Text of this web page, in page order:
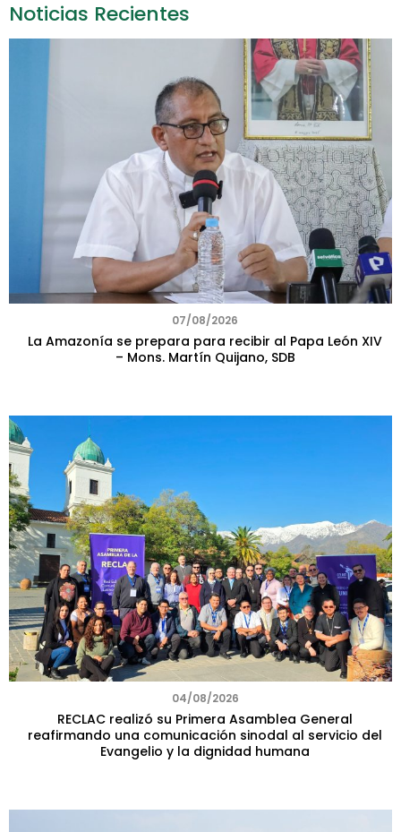
Noticias Recientes
07/08/2026
La Amazonía se prepara para recibir al Papa León XIV
– Mons. Martín Quijano, SDB
04/08/2026
RECLAC realizó su Primera Asamblea General
reafirmando una comunicación sinodal al servicio del
Evangelio y la dignidad humana